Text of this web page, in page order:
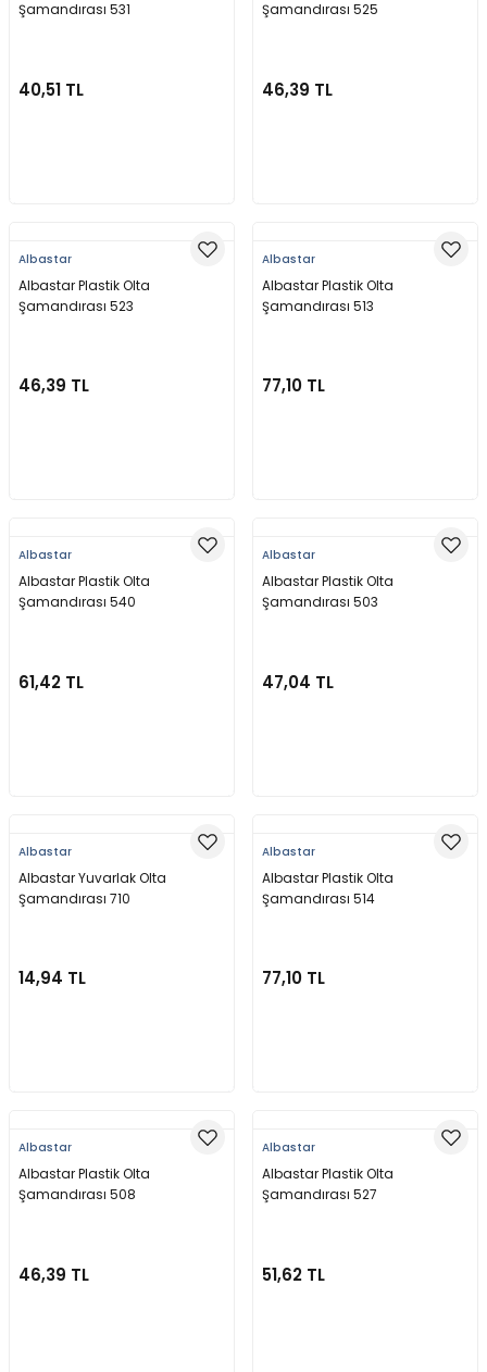
Şamandırası 531
40,51 TL
Şamandırası 525
46,39 TL
Albastar
Albastar Plastik Olta
Şamandırası 523
46,39 TL
Albastar
Albastar Plastik Olta
Şamandırası 513
77,10 TL
Albastar
Albastar Plastik Olta
Şamandırası 540
61,42 TL
Albastar
Albastar Plastik Olta
Şamandırası 503
47,04 TL
Albastar
Albastar Yuvarlak Olta
Şamandırası 710
14,94 TL
Albastar
Albastar Plastik Olta
Şamandırası 514
77,10 TL
Albastar
Albastar Plastik Olta
Şamandırası 508
46,39 TL
Albastar
Albastar Plastik Olta
Şamandırası 527
51,62 TL